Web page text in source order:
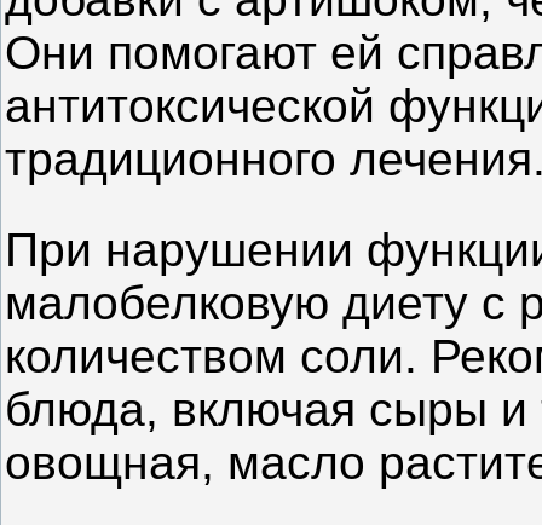
Они помогают ей
антитоксической
традиционного
При нарушении
малобелковую диету с
количеством соли.
блюда, включая сыры и
овощная, масло